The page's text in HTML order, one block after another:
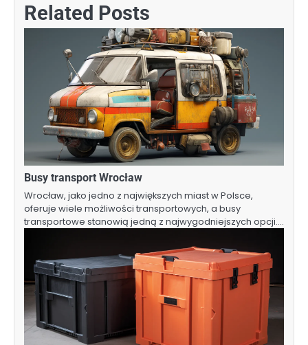
Related Posts
Busy transport Wrocław
Wrocław, jako jedno z największych miast w Polsce,
oferuje wiele możliwości transportowych, a busy
transportowe stanowią jedną z najwygodniejszych opcji.…